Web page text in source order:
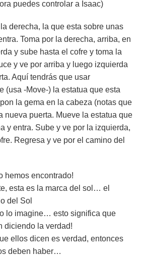
puedes controlar a Isaac)
derecha, la que esta sobre unas
Toma por la derecha, arriba, en
y sube hasta el cofre y toma la
y ve por arriba y luego izquierda
Aquí tendrás que usar
(usa -Move-) la estatua que esta
la gema en la cabeza (notas que
nueva puerta. Mueve la estatua que
y entra. Sube y ve por la izquierda,
Regresa y ve por el camino del
hemos encontrado!
esta es la marca del sol… el
del Sol
lo imagine… esto significa que
diciendo la verdad!
ellos dicen es verdad, entonces
deben haber…